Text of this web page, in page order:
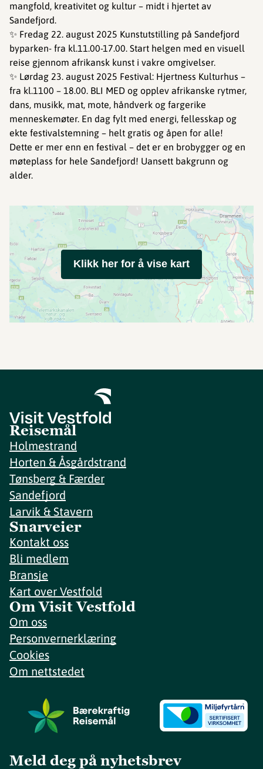
mangfold, kreativitet og kultur – midt i hjertet av
Sandefjord.
✨ Fredag 22. august 2025 Kunstutstilling på Sandefjord
byparken- fra kl.11.00-17.00. Start helgen med en visuell
reise gjennom afrikansk kunst i vakre omgivelser.
✨ Lørdag 23. august 2025 Festival: Hjertness Kulturhus –
fra kl.1100 – 18.00. BLI MED og opplev afrikanske rytmer,
dans, musikk, mat, mote, håndverk og fargerike
menneskemøter. En dag fylt med energi, fellesskap og
ekte festivalstemning – helt gratis og åpen for alle!
Dette er mer enn en festival – det er en brobygger og en
møteplass for hele Sandefjord! Uansett bakgrunn og
alder.
Klikk her for å vise kart
Reisemål
Holmestrand
Horten & Åsgårdstrand
Tønsberg & Færder
Sandefjord
Larvik & Stavern
Snarveier
Kontakt oss
Bli medlem
Bransje
Kart over Vestfold
Om Visit Vestfold
Om oss
Personvernerklæring
Cookies
Om nettstedet
Meld deg på nyhetsbrev